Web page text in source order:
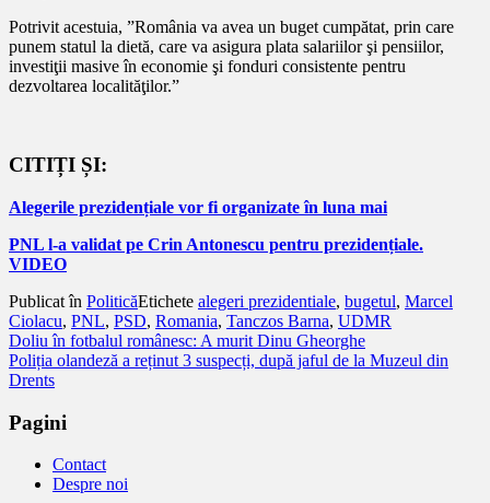
Potrivit acestuia, ”România va avea un buget cumpătat, prin care
punem statul la dietă, care va asigura plata salariilor şi pensiilor,
investiţii masive în economie şi fonduri consistente pentru
dezvoltarea localităţilor.”
CITIȚI ȘI:
Alegerile prezidențiale vor fi organizate în luna mai
PNL l-a validat pe Crin Antonescu pentru prezidențiale.
VIDEO
Publicat în PoliticăEtichete alegeri prezidentiale, bugetul, Marcel
Ciolacu, PNL, PSD, Romania, Tanczos Barna, UDMR
Navigare
în
Doliu în fotbalul românesc: A murit Dinu Gheorghe
Poliția olandeză a reținut 3 suspecți, după jaful de la Muzeul din
Drents
Pagini
Contact
Despre noi